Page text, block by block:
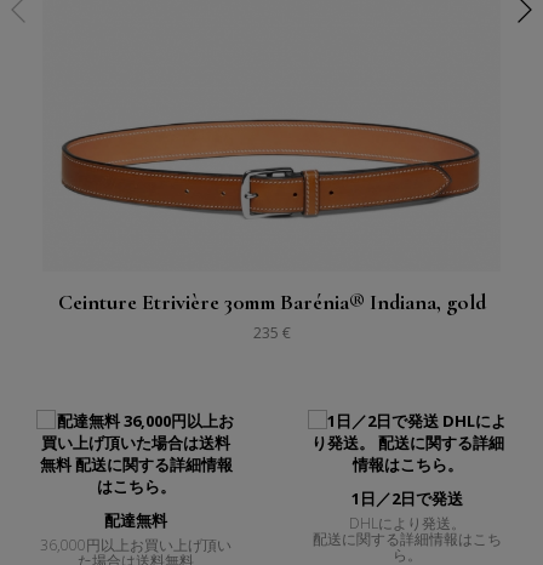
Ceinture Etrivière 30mm Barénia® Indiana, gold
235 €
配達無料
36,000円以上お買い上げ頂い
た場合は送料無料
1日／2日で発送
DHLにより発送。
配送に関する詳細情報はこち
ら。